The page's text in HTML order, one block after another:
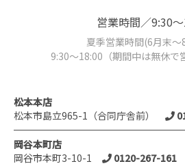
営業時間／9:30
夏季営業時間(6月末～
9:30～18:00（期間中は無休で
松本本店
松本市島立965-1（合同庁舎前）
岡谷本町店
岡谷市本町3-10-1
0120-267-161